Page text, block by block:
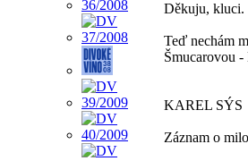
Děkuju, kluci.
Teď nechám
Šmucarovou
KAREL SÝS
Záznam o